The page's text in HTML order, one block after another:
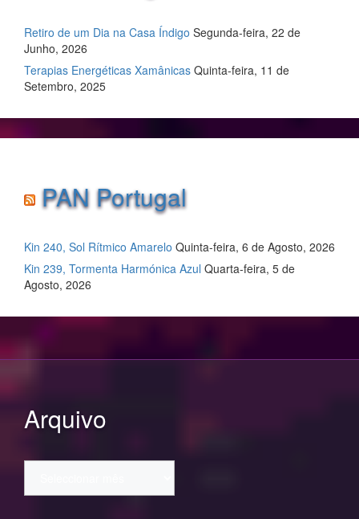
Retiro de um Dia na Casa Índigo Segunda-feira, 22 de
Junho, 2026
Terapias Energéticas Xamânicas Quinta-feira, 11 de
Setembro, 2025
PAN Portugal
Kin 240, Sol Rítmico Amarelo Quinta-feira, 6 de Agosto, 2026
Kin 239, Tormenta Harmónica Azul Quarta-feira, 5 de
Agosto, 2026
Arquivo